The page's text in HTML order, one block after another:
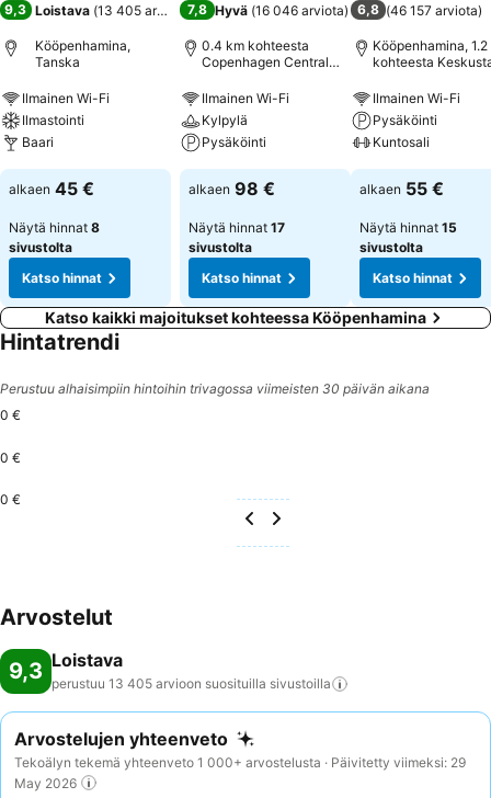
9,3 Loistava (13 405 arviota )
Kööpenhamina,
Tanska
Ilmainen Wi-Fi
Ilmastointi
Baari
alkaen 45 €
Näytä hinnat 8
sivustolta
Katso hinnat
7,8 Hyvä (16 046 arviota)
0.4 km kohteesta
Copenhagen Central
Ilmainen Wi-Fi
Kylpylä
Pysäköinti
alkaen 98 €
Näytä hinnat 17
sivustolta
Katso hinnat
6,8 (46 157 arviota)
Kööpenhamina,
kohteesta
Ilmainen Wi-Fi
Pysäköinti
Kuntosali
alkaen 55 €
Näytä hinnat 15
sivustolta
Katso hinnat
Katso kaikki majoitukset kohteessa Kööpenhamina
Hintatrendi
Perustuu alhaisimpiin hintoihin trivagossa viimeisten 30 päivän aikana
0 €
0 €
0 €
Arvostelut
9,3 Loistava
perustuu 13 405 arvioon suosituilla sivustoilla
Arvostelujen yhteenveto
Tekoälyn tekemä yhteenveto 1 000+ arvostelusta · Päivitetty viimeksi: 29
May 2026